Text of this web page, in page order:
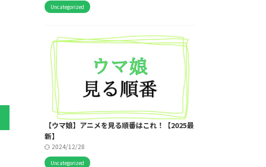
Uncategorized
【ウマ娘】アニメを見る順番はこれ！【2025最
新】
2024/12/28
Uncategorized